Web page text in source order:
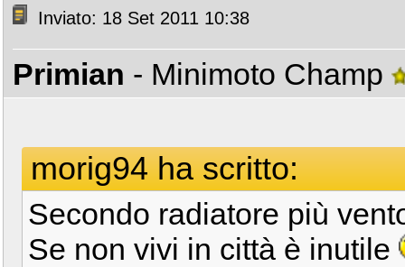
Inviato: 18 Set 2011 10:38
Primian - Minimoto Champ
morig94 ha scritto:
Secondo radiatore più
Se non vivi in città è inutile